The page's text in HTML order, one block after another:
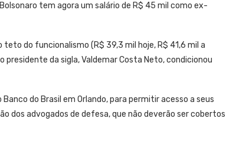
tem agora um salário de R$ 45 mil como ex-
do funcionalismo (R$ 39,3 mil hoje, R$ 41,6 mil a
da sigla, Valdemar Costa Neto, condicionou
do Brasil em Orlando, para permitir acesso a seus
dos advogados de defesa, que não deverão ser cobertos